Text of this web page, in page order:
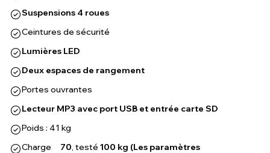
Suspensions 4 roues
Ceintures de sécurité
Lumières LED
Deux espaces de rangement
Portes ouvrantes
Lecteur MP3 avec port USB et entrée carte SD
Poids : 41 kg
Charge
70, testé 100 kg (Les paramètres